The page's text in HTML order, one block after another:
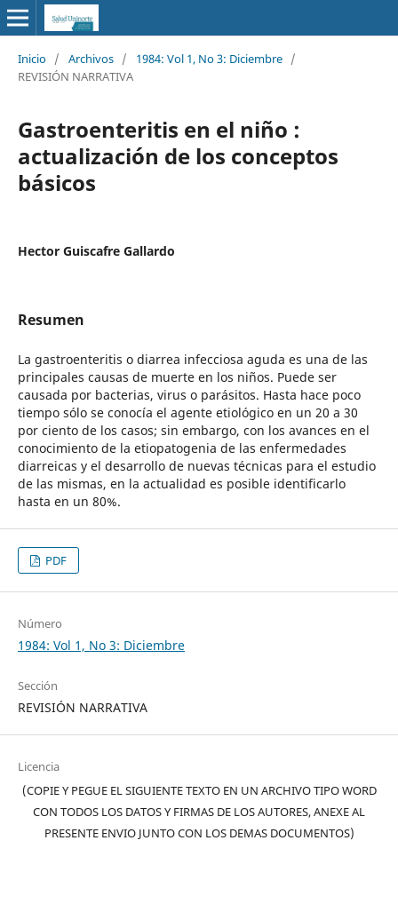
Inicio / Archivos / 1984: Vol 1, No 3: Diciembre /
REVISIÓN NARRATIVA
Gastroenteritis en el niño :
actualización de los conceptos
básicos
Hector Guiscafre Gallardo
Resumen
La gastroenteritis o diarrea infecciosa aguda es una de las
principales causas de muerte en los niños. Puede ser
causada por bacterias, virus o parásitos. Hasta hace poco
tiempo sólo se conocía el agente etiológico en un 20 a 30
por ciento de los casos; sin embargo, con los avances en el
conocimiento de la etiopatogenia de las enfermedades
diarreicas y el desarrollo de nuevas técnicas para el estudio
de las mismas, en la actualidad es posible identificarlo
hasta en un 80%.
PDF
Número
1984: Vol 1, No 3: Diciembre
Sección
REVISIÓN NARRATIVA
Licencia
(COPIE Y PEGUE EL SIGUIENTE TEXTO EN UN ARCHIVO TIPO WORD
CON TODOS LOS DATOS Y FIRMAS DE LOS AUTORES, ANEXE AL
PRESENTE ENVIO JUNTO CON LOS DEMAS DOCUMENTOS)